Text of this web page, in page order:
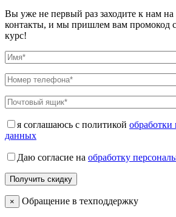
Вы уже не первый раз заходите к нам на
контакты, и мы пришлем вам промокод
курс!
я соглашаюсь с политикой обработки
данных
Даю согласие на обработку
× Обращение в техподдержку